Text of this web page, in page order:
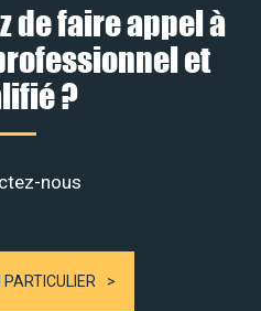
de faire appel à
et
?
nous